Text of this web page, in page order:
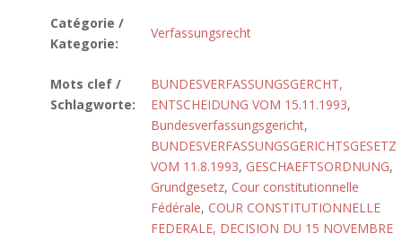
Catégorie /
Kategorie:
Verfassungsrecht
Mots clef /
Schlagworte:
BUNDESVERFASSUNGSGERCHT,
ENTSCHEIDUNG VOM 15.11.1993,
Bundesverfassungsgericht,
BUNDESVERFASSUNGSGERICHTSGESETZ
VOM 11.8.1993, GESCHAEFTSORDNUNG,
Grundgesetz, Cour constitutionnelle
Fédérale, COUR CONSTITUTIONNELLE
FEDERALE, DECISION DU 15 NOVEMBRE